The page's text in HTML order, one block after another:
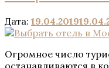
Дата: 19.04.2019
Огромное число